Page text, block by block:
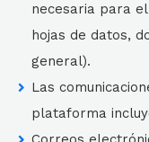
necesaria para
hojas de datos,
general).
Las
plataforma